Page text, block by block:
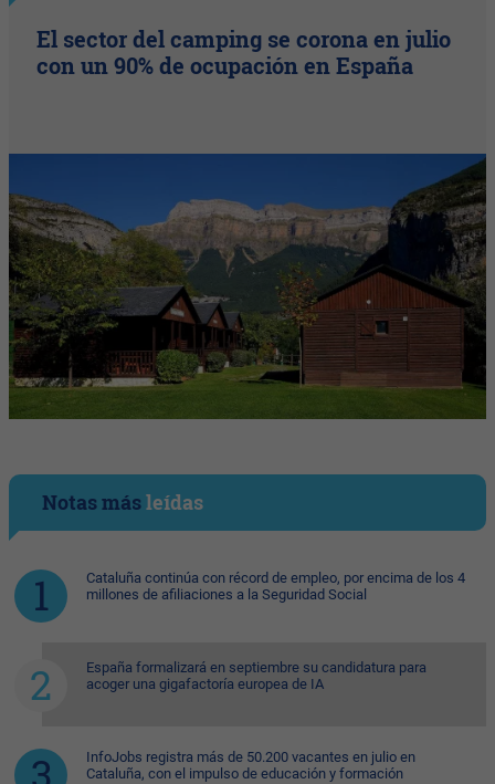
El sector del camping se corona en julio
con un 90% de ocupación en España
Notas másleídas
Cataluña continúa con récord de empleo, por encima de los 4
millones de afiliaciones a la Seguridad Social
España formalizará en septiembre su candidatura para
acoger una gigafactoría europea de IA
InfoJobs registra más de 50.200 vacantes en julio en
Cataluña, con el impulso de educación y formación